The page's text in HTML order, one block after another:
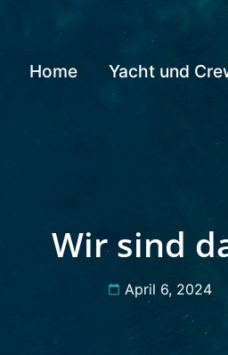
Home Yacht und
Wir sind
April 6, 2024